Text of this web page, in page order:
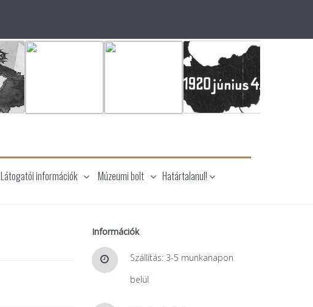
Látogatói információk Múzeumi bolt Határtalanul!
Információk
Szállítás: 3-5 munkanapon
belül